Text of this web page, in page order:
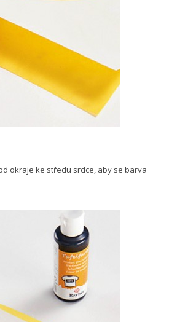
okraje ke středu srdce, aby se barva